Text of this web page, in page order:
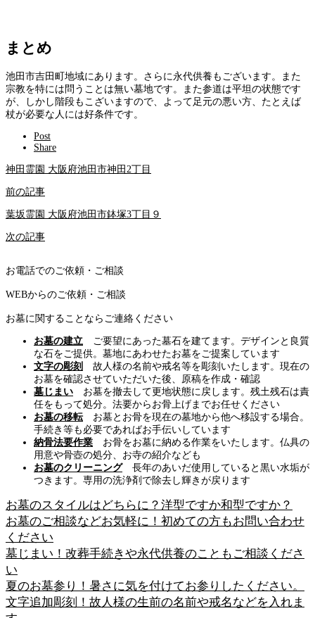
まとめ
池田市吉田町地域にあります。さらに永代供養もございます。また
宗教を特には問うことは無い墓地です。また参道は平坦の状態です
が、しかし階段もこざいますので、よって足元の悪い方、たとえば
杖が必要な人には好条件です。
Post
Share
神田霊園 大阪府池田市神田2丁目
前の記事
葉坂霊園 大阪府池田市鉢塚3丁目９
次の記事
お電話でのご依頼・ご相談
WEBからのご依頼・ご相談
お墓に関することならご連絡ください
お墓の建立 ご要望にあった墓石を建てます。デザインと良質
な石をご提供。墓地にあわせたお墓をご提案しています
文字の彫刻
故人様の名前や戒名等を彫刻いたします。現在の
お墓を確認させていただいた後、原稿を作成・確認
墓じまい お墓を撤去して更地状態に戻します。残土残石は責
任をもって処分。法要からお骨上げまでお任せください
お墓の移転お墓とお骨を現在の墓地から他へ移設する場合。
手続き等も必要であればお手伝いしています
納骨法要作業 お骨をお墓に納める作業をいたします。仏具の
用意や骨壺の処分、お寺の紹介なども
お墓のクリーニング長年のあいだ使用していると黒い水垢が
つきます。専用の洗浄剤で除去し輝きが戻ります
お墓のスタイルはどちらに？洋型ですか和型ですか？
お墓のご相談などお気軽に！初めての方もお問い合わせ
ください
墓じまい！改葬手続きや永代供養のこともご相談くださ
い
夏のお墓参り！暑さに気を付けてお参りしたください。
文字追加彫刻！故人様の生前の名前や戒名などを入れま